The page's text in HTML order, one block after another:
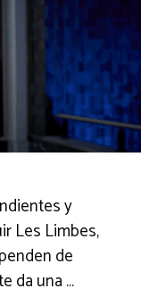
y
Les Limbes,
de
da una …